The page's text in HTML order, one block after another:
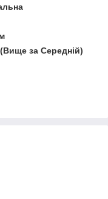
за Середній)